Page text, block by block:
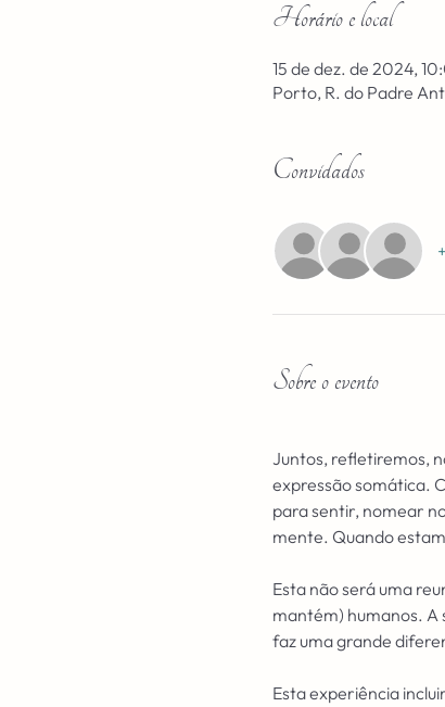
Horário e local
15 de dez. de 2024,
Porto, R. do Padre
Convidados
Sobre o evento
Juntos, refletiremos,
expressão somática.
para sentir, nomear
mente. Quando
Esta não será uma
mantém) humanos. A
faz uma grande
Esta experiência